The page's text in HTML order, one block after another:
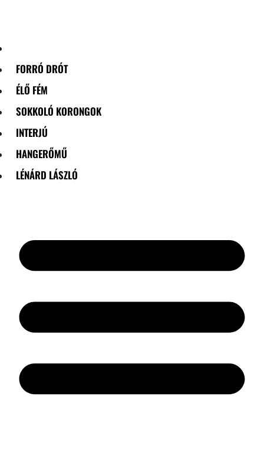
FORRÓ DRÓT
ÉLŐ FÉM
SOKKOLÓ KORONGOK
INTERJÚ
HANGERŐMŰ
LÉNÁRD LÁSZLÓ